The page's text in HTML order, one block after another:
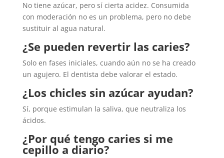
No tiene azúcar, pero sí cierta acidez. Consumida
con moderación no es un problema, pero no debe
sustituir al agua natural.
¿Se pueden revertir las caries?
Solo en fases iniciales, cuando aún no se ha creado
un agujero. El dentista debe valorar el estado.
¿Los chicles sin azúcar ayudan?
Sí, porque estimulan la saliva, que neutraliza los
ácidos.
¿Por qué tengo caries si me
cepillo a diario?